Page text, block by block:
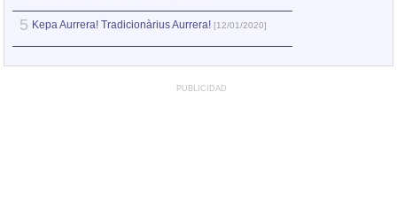
5 Kepa Aurrera! Tradicionàrius Aurrera! [12/01/2020]
PUBLICIDAD